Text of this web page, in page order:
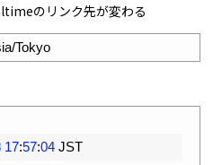
のリンク先が変わる
Tokyo
17:57:04 JST